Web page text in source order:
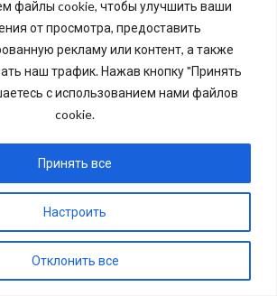
файлы cookie, чтобы улучшить ваши
от просмотра, предоставить
рекламу или контент, а также
наш трафик. Нажав кнопку "Принять
с использованием нами файлов
cookie.
Настроить
Отклонить все
Принять все
(в соответствии
год (в случае принятия
муниципального долга по
января года, следующего
финансовым годом, с указанием, в
предела долга
гарантиям;
Бюджетным кодексом Российской